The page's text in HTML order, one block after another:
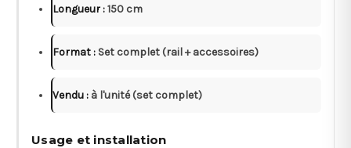
Longueur :150 cm
Format : Set complet (rail + accessoires)
Vendu : à l'unité (set complet)
Usage et installation